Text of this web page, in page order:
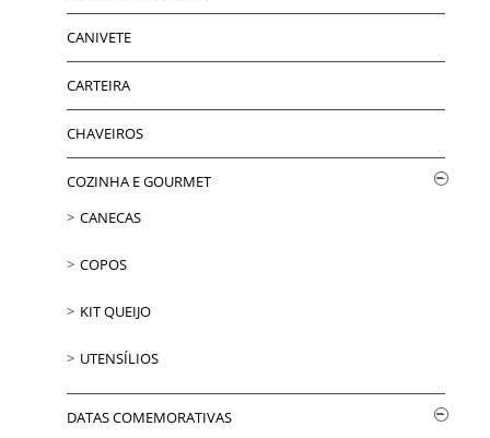
CANIVETE
CARTEIRA
CHAVEIROS
COZINHA E GOURMET
CANECAS
COPOS
KIT QUEIJO
UTENSÍLIOS
DATAS COMEMORATIVAS